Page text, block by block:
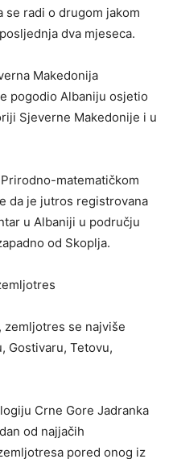
se radi o drugom jakom
dva mjeseca.
Makedonija
pogodio Albaniju osjetio
Sjeverne Makedonije i u
matematičkom
da je jutros registrovana
u Albaniji u području
od Skoplja.
zemljotres se najviše
Gostivaru, Tetovu,
Crne Gore Jadranka
od najjačih
pored onog iz